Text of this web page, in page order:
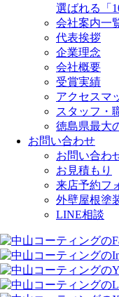
選ばれる「
会社案内一
代表挨拶
企業理念
会社概要
受賞実績
アクセスマ
スタッフ・
徳島県最大
お問い合わせ
お問い合わ
お見積もり
来店予約フ
外壁屋根塗
LINE相談